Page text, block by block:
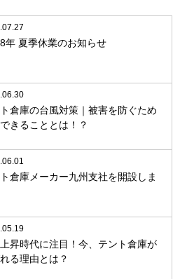
年 夏季休業のお知らせ
倉庫の台風対策｜被害を防ぐため
きることとは！？
倉庫メーカー九州支社を開設しま
昇時代に注目！今、テント倉庫が
る理由とは？